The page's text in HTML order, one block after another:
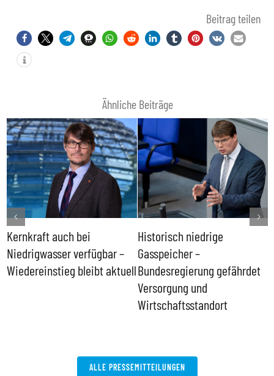
Beitrag teilen
Ähnliche Beiträge
Kernkraft auch bei
Niedrigwasser verfügbar –
Wiedereinstieg bleibt aktuell
Historisch niedrige
Gasspeicher –
Bundesregierung gefährdet
Versorgung und
Wirtschaftsstandort
ALLE PRESSEMITTEILUNGEN